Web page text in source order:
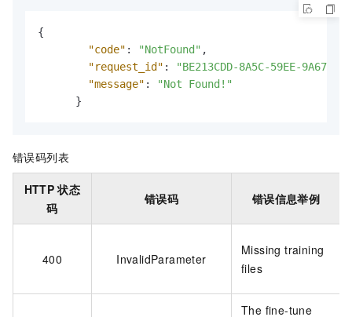
{
"code" : "NotFound" ,
"request_id" :
"BE213CDD-8A5C-59EE-9A67-
"message" :
"Not Found!"
}
错误码列表
HTTP 状态
码
错误码 错误信息举例
400 InvalidParameter
Missing training
files
The fine-tune